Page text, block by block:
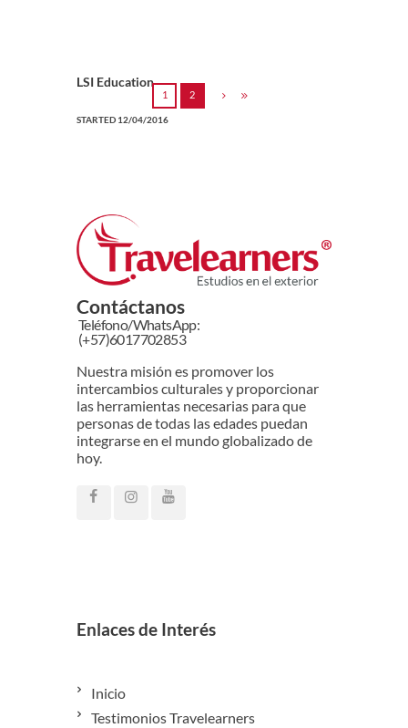
LSI Education
STARTED12/04/2016
1 2
Contáctanos
Teléfono/WhatsApp:
(+57)6017702853
Nuestra misión es promover los
intercambios culturales y proporcionar
las herramientas necesarias para que
personas de todas las edades puedan
integrarse en el mundo globalizado de
hoy.
Enlaces de Interés
Inicio
Testimonios Travelearners